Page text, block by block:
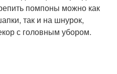
помпоны можно как
так и на шнурок,
с головным убором.